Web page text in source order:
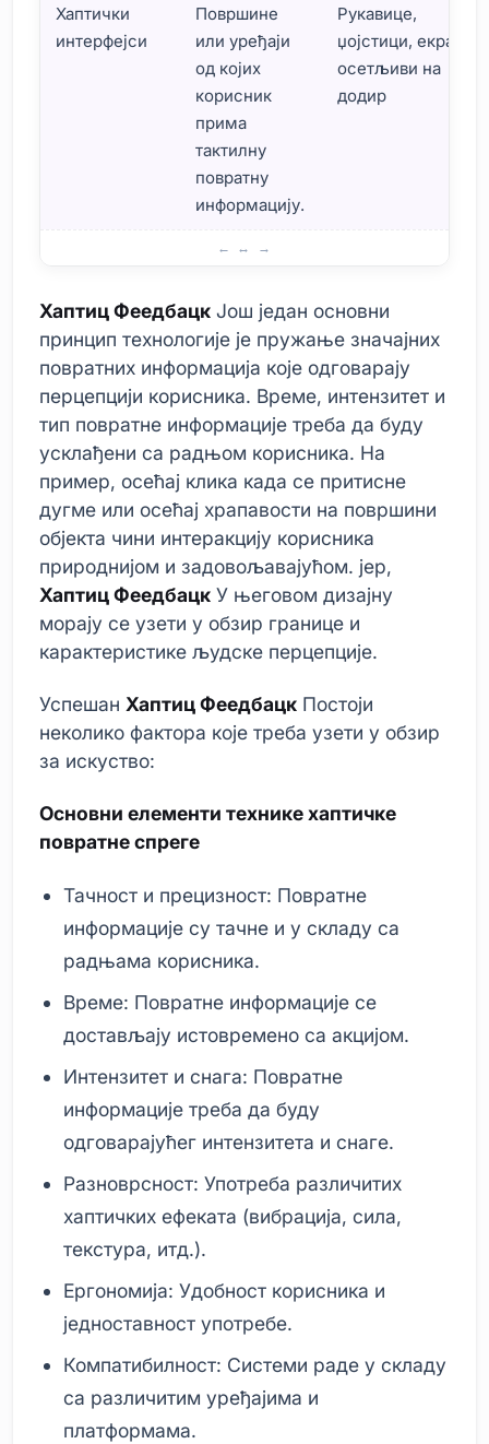
Хаптички
интерфејси
Површине
или уређаји
од којих
корисник
прима
тактилну
повратну
информацију.
Рукавице,
џојстици, екрани
осетљиви на
додир
Хаптиц Феедбацк Још један основни
принцип технологије је пружање значајних
повратних информација које одговарају
перцепцији корисника. Време, интензитет и
тип повратне информације треба да буду
усклађени са радњом корисника. На
пример, осећај клика када се притисне
дугме или осећај храпавости на површини
објекта чини интеракцију корисника
природнијом и задовољавајућом. јер,
Хаптиц Феедбацк У његовом дизајну
морају се узети у обзир границе и
карактеристике људске перцепције.
Успешан Хаптиц Феедбацк Постоји
неколико фактора које треба узети у обзир
за искуство:
Основни елементи технике хаптичке
повратне спреге
Тачност и прецизност: Повратне
информације су тачне и у складу са
радњама корисника.
Време: Повратне информације се
достављају истовремено са акцијом.
Интензитет и снага: Повратне
информације треба да буду
одговарајућег интензитета и снаге.
Разноврсност: Употреба различитих
хаптичких ефеката (вибрација, сила,
текстура, итд.).
Ергономија: Удобност корисника и
једноставност употребе.
Компатибилност: Системи раде у складу
са различитим уређајима и
платформама.